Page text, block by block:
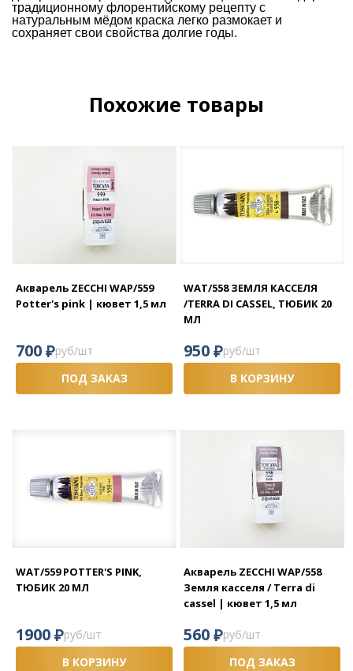
традиционному флорентийскому рецепту с
натуральным мёдом краска легко размокает и
сохраняет свои свойства долгие годы.
Похожие товары
Акварель ZECCHI WAP/559
Potter's pink | кювет 1,5 мл
700₽руб/шт
ПОД ЗАКАЗ
WAT/558 ЗЕМЛЯ КАССЕЛЯ
/TERRA DI CASSEL, ТЮБИК 20
МЛ
950₽руб/шт
В КОРЗИНУ
WAT/559 POTTER'S PINK,
ТЮБИК 20 МЛ
1900₽руб/шт
В КОРЗИНУ
Акварель ZECCHI WAP/558
Земля касселя / Terra di
cassel | кювет 1,5 мл
560₽руб/шт
ПОД ЗАКАЗ